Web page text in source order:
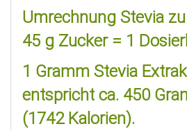
Umrechnung Stevia
45 g Zucker = 1
1 Gramm Stevia
entspricht ca. 450
(1742 Kalorien).